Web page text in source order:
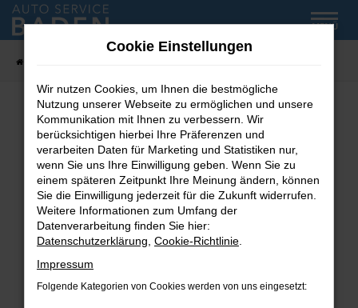
Zum
Hauptinhalt
MENÜ
Fehler: Network Error
Beim Laden ist ein Fehler aufgetreten.
Hier sind ein paar Tipps, die dir helfen können:
Überprüfe deine Firewall und deine
Internetverbindung.
Laden andere Webseiten, zum Beispiel deine
Suchmaschine?
Prüfe deine Browsererweiterungen.
Cookie Einstellungen
Wir nutzen Cookies, um Ihnen die bestmögliche
Nutzung unserer Webseite zu ermöglichen und unsere
Kommunikation mit Ihnen zu verbessern. Wir
berücksichtigen hierbei Ihre Präferenzen und
verarbeiten Daten für Marketing und Statistiken nur,
wenn Sie uns Ihre Einwilligung geben. Wenn Sie zu
einem späteren Zeitpunkt Ihre Meinung ändern, können
Sie die Einwilligung jederzeit für die Zukunft widerrufen.
Weitere Informationen zum Umfang der
Datenverarbeitung finden Sie hier:
Datenschutzerklärung Cookie-Richtlinie
Impressum
Folgende Kategorien von Cookies werden von uns eingesetzt: